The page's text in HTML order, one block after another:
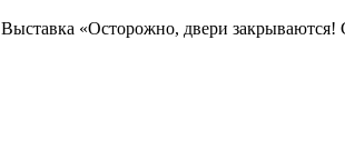
Выставка «Осторожно, двери